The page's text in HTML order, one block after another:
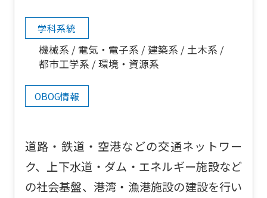
学科系統
機械系 電気・電子系 建築系
土木系
都市工学系
環境・資源系
OBOG情報
道路・鉄道・空港などの交通ネットワー
ク、上下水道・ダム・エネルギー施設など
の社会基盤、港湾・漁港施設の建設を行い